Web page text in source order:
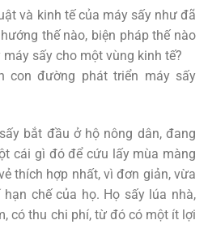
và kinh tế của máy sấy như đã
thế nào, biện pháp thế nào
sấy cho một vùng kinh tế?
con đường phát triển máy sấy
bắt đầu ở hộ nông dân, đang
cái gì đó để cứu lấy mùa màng
thích hợp nhất, vì đơn giản, vừa
chế của họ. Họ sấy lúa nhà,
có thu chi phí, từ đó có một ít lợi